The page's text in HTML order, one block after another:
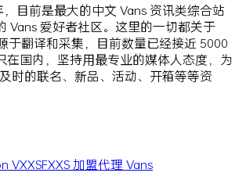
目前是最大的中文 Vans 资讯类综合站
Vans 爱好者社区。这里的一切都关于
于翻译和采集，目前数量已经接近 5000
在国内，坚持用最专业的媒体人态度，为
时的联名、新品、活动、开箱等等资
VXXSFXXS加盟代理 Vans